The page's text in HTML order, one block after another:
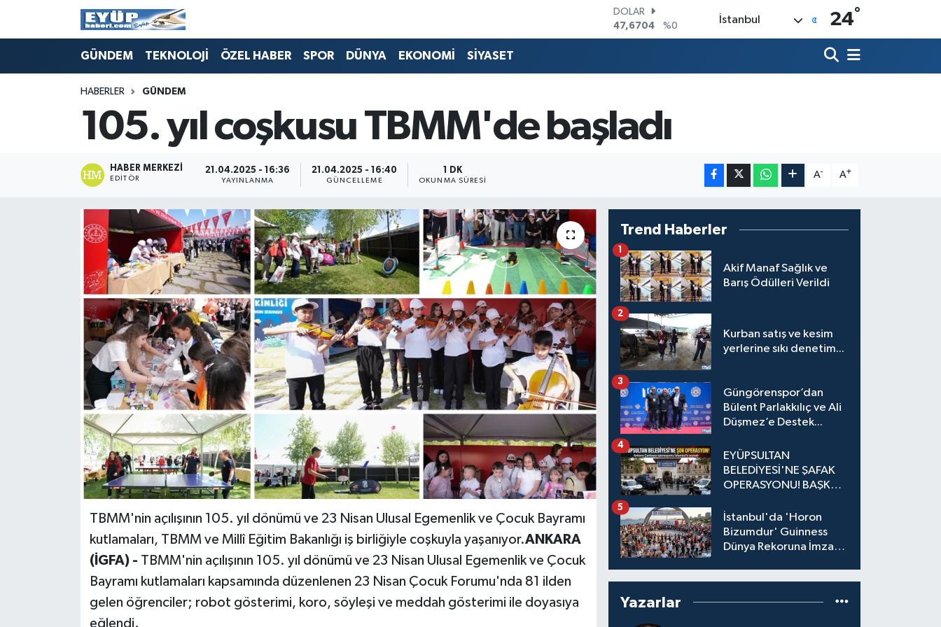
DOLAR
47,6704
%0
EURO
6500.87
BİST100
13.799
%70
İstanbul 24°
GÜNDEM TEKNOLOJİ ÖZEL HABER SPOR DÜNYA EKONOMİ SİYASET
HABERLER GÜNDEM
105. yıl coşkusu TBMM'de başladı
HABER MERKEZI
EDITÖR
21.04.2025 - 16:36
YAYINLANMA
21.04.2025 - 16:40
GÜNCELLEME
1 DK
OKUNMA SÜRESI
A- A+
TBMM'nin açılışının 105. yıl dönümü ve 23 Nisan Ulusal Egemenlik ve Çocuk Bayramı
kutlamaları, TBMM ve Millî Eğitim Bakanlığı iş birliğiyle coşkuyla yaşanıyor.ANKARA
(İGFA) - TBMM'nin açılışının 105. yıl dönümü ve 23 Nisan Ulusal Egemenlik ve Çocuk
Bayramı kutlamaları kapsamında düzenlenen 23 Nisan Çocuk Forumu'nda 81 ilden
gelen öğrenciler; robot gösterimi, koro, söyleşi ve meddah gösterimi ile doyasıya
eğlendi.
Trend Haberler
Akif Manaf Sağlık ve
Barış Ödülleri Verildi
1
Kurban satış ve kesim
yerlerine sıkı denetim...
2
Güngörenspor’dan
Bülent Parlakkılıç ve Ali
Düşmez’e Destek...
3
EYÜPSULTAN
BELEDİYESİ'NE ŞAFAK
OPERASYONU! BAŞKAN
KALEM MÜDÜRÜ
GÖZALTINDA
4
İstanbul'da 'Horon
Bizumdur' Guinness
Dünya Rekoruna İmza
5
Yazarlar